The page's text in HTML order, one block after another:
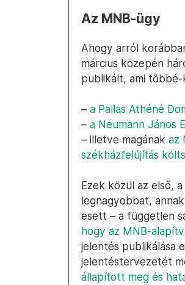
Az MNB-ügy
Ahogy arról
március közepén
publikált, ami
– a Pallas Athéné
– a Neumann
– illetve magának az
székházfelújítás
Ezek közül az első,
legnagyobbat,
esett – a független
hogy az MNB-
jelentés publikálása
jelentéstervezetét
állapított meg és